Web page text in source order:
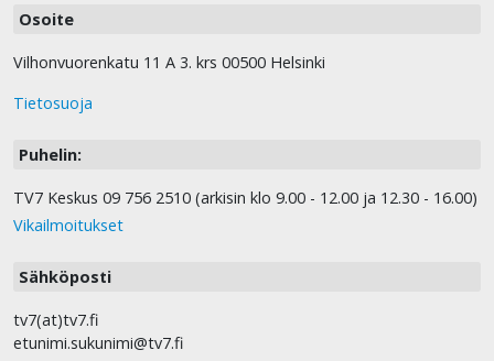
Osoite
Vilhonvuorenkatu 11 A 3. krs 00500 Helsinki
Tietosuoja
Puhelin:
TV7 Keskus 09 756 2510 (arkisin klo 9.00 - 12.00 ja 12.30 - 16.00)
Vikailmoitukset
Sähköposti
tv7(at)tv7.fi
etunimi.sukunimi@tv7.fi